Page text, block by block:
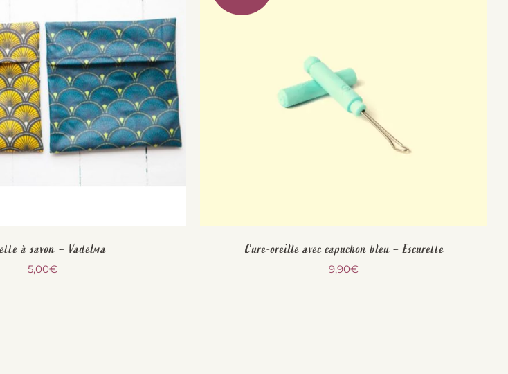
à savon – Vadelma
5,00€
Cure-oreille avec capuchon bleu – Escurette
9,90€